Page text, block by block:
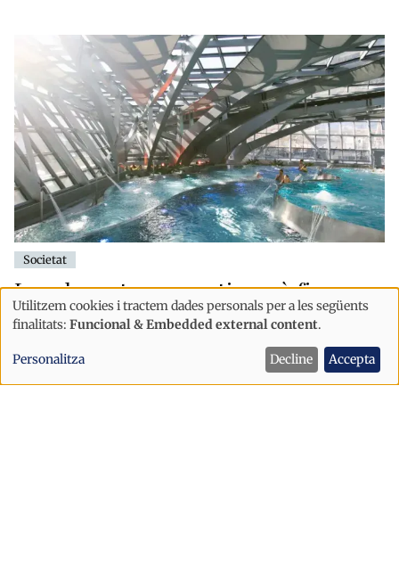
Societat
La calor extrema continuarà fins
divendres i els ruixats arribaran al
vespre
Ús
de
dades
Utilitzem cookies i tractem dades personals per a les següents
finalitats: Funcional & Embedded external content.
Personalitza Decline Accepta